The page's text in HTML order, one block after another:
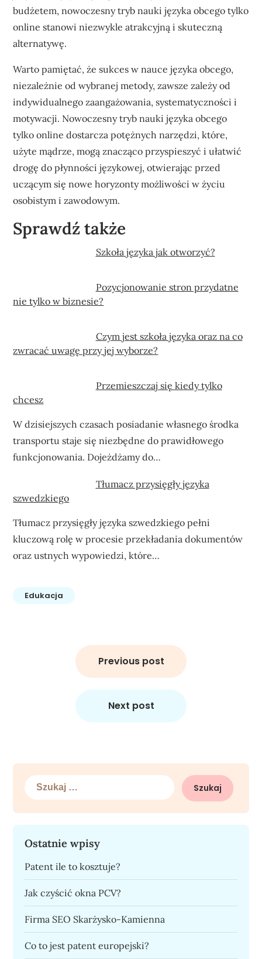
budżetem, nowoczesny tryb nauki języka obcego tylko
online stanowi niezwykle atrakcyjną i skuteczną
alternatywę.
Warto pamiętać, że sukces w nauce języka obcego,
niezależnie od wybranej metody, zawsze zależy od
indywidualnego zaangażowania, systematyczności i
motywacji. Nowoczesny tryb nauki języka obcego
tylko online dostarcza potężnych narzędzi, które,
użyte mądrze, mogą znacząco przyspieszyć i ułatwić
drogę do płynności językowej, otwierając przed
uczącym się nowe horyzonty możliwości w życiu
osobistym i zawodowym.
Sprawdź także
Szkoła języka jak otworzyć?
Pozycjonowanie stron przydatne
nie tylko w biznesie?
Czym jest szkoła języka oraz na co
zwracać uwagę przy jej wyborze?
Przemieszczaj się kiedy tylko
chcesz
W dzisiejszych czasach posiadanie własnego środka
transportu staje się niezbędne do prawidłowego
funkcjonowania. Dojeżdżamy do…
Tłumacz przysięgły języka
szwedzkiego
Tłumacz przysięgły języka szwedzkiego pełni
kluczową rolę w procesie przekładania dokumentów
oraz ustnych wypowiedzi, które…
Edukacja
Previous post
Next post
Szukaj:
Ostatnie wpisy
Patent ile to kosztuje?
Jak czyścić okna PCV?
Firma SEO Skarżysko-Kamienna
Co to jest patent europejski?